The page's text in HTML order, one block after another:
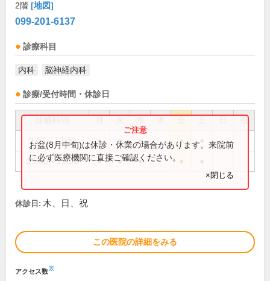
2階 [地図]
099-201-6137
診療科目
内科 脳神経内科
診療/受付時間・休診日
祝
9:00～13:30 ● ● ● ●
15:00～19:00 ● ● ●
お盆(8月中旬)は休診・休業の場合があります。来院前
に必ず医療機関に直接ご確認ください。
×閉じる
休診日: 木、日、祝
この医院の詳細をみる
アクセス数※